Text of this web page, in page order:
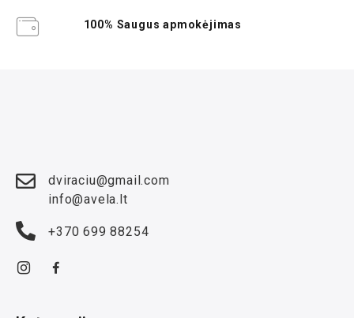
100% Saugus apmokėjimas
dviraciu@gmail.com
info@avela.lt
+370 699 88254